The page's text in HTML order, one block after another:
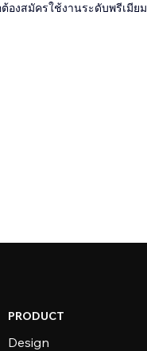
องสมัครใช้งานระดับพรีเมียม
PRODUCT
Design